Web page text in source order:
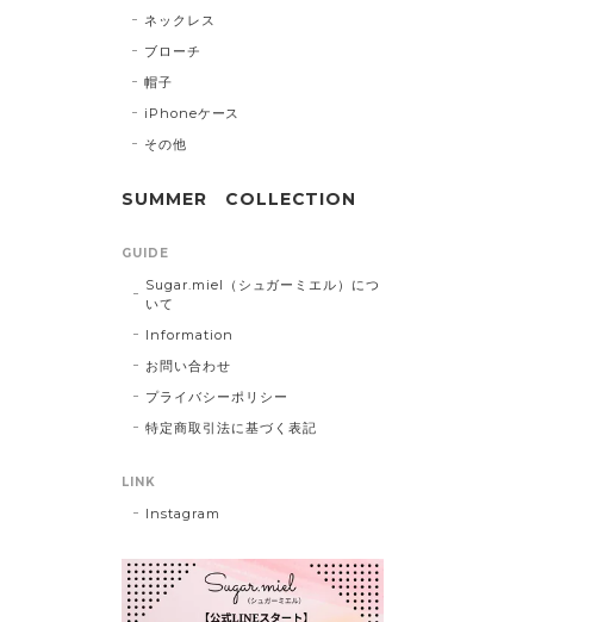
ネックレス
ブローチ
帽子
iPhoneケース
その他
SUMMER COLLECTION
GUIDE
Sugar.miel（シュガーミエル）につ
いて
Information
お問い合わせ
プライバシーポリシー
特定商取引法に基づく表記
LINK
Instagram